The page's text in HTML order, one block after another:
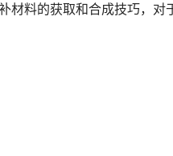
材料的获取和合成技巧，对